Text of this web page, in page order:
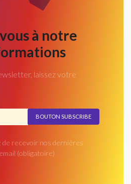
à notre
laissez votre
de recevoir nos dernières
(obligatoire)